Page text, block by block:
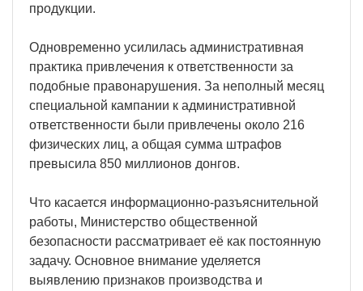
продукции.
Одновременно усилилась административная
практика привлечения к ответственности за
подобные правонарушения. За неполный месяц
специальной кампании к административной
ответственности были привлечены около 216
физических лиц, а общая сумма штрафов
превысила 850 миллионов донгов.
Что касается информационно-разъяснительной
работы, Министерство общественной
безопасности рассматривает её как постоянную
задачу. Основное внимание уделяется
выявлению признаков производства и